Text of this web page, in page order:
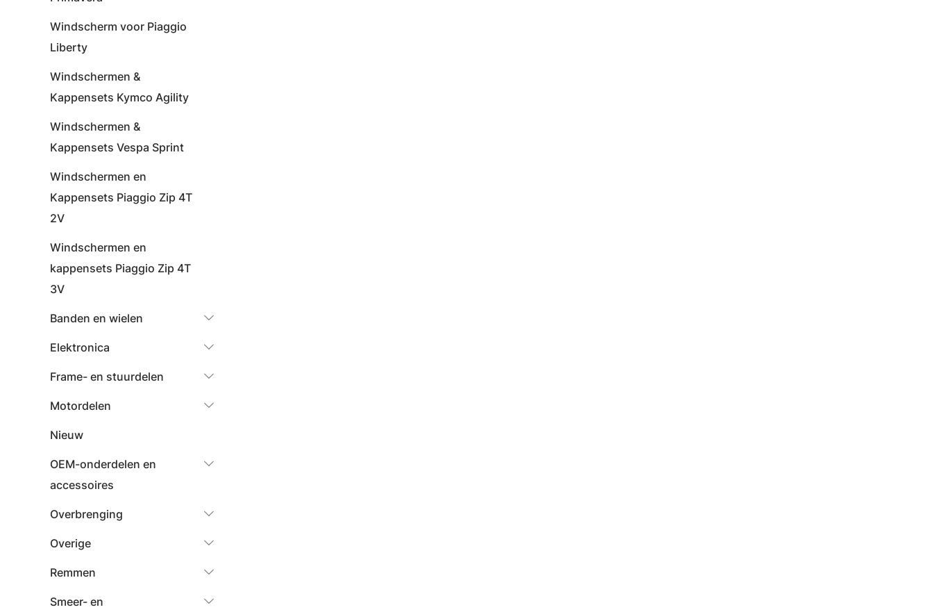
Windscherm voor Piaggio
Liberty
Windschermen &
Kappensets Kymco Agility
Windschermen &
Kappensets Vespa Sprint
Windschermen en
Kappensets Piaggio Zip 4T
2V
Windschermen en
kappensets Piaggio Zip 4T
3V
Banden en wielen
Elektronica
Frame- en stuurdelen
Motordelen
Nieuw
OEM-onderdelen en
accessoires
Overbrenging
Overige
Remmen
Smeer- en